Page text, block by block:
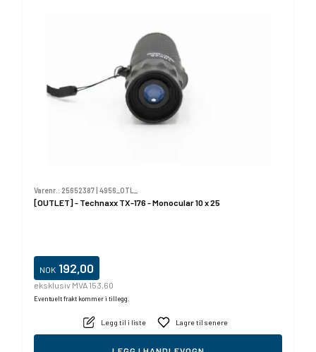
Varenr.: 25652387| 4956_OTL_
[OUTLET] - Technaxx TX-176 - Monocular 10 x 25
NOK 192,00
eksklusiv MVA 153,60
Eventuelt frakt kommer i tillegg.
Legg til i liste Lagre til senere